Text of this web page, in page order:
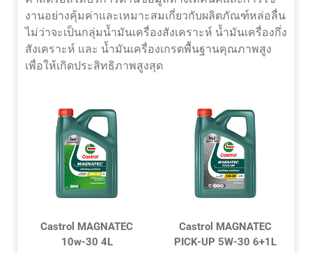
งานอย่างคุ้มค่าและเหมาะสมเกี่ยวกับผลิตภัณฑ์หล่อลื่น
ไม่ว่าจะเป็นกลุ่มน้ำมันเครื่องสังเคราะห์ น้ำมันเครื่องกึ่ง
สังเคราะห์ และ น้ำมันเครื่องเกรดพื้นฐานคุณภาพสูง
เพื่อให้เกิดประสิทธิภาพสูงสุด
Castrol MAGNATEC
10w-30 4L
Castrol MAGNATEC
PICK-UP 5W-30 6+1L